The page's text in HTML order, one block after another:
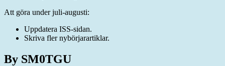
Att göra under juli-augusti:
Uppdatera ISS-sidan.
Skriva fler nybörjarartiklar.
By SM0TGU